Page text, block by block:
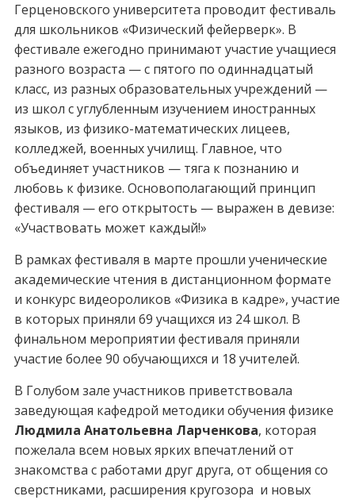
Герценовского университета проводит фестиваль
для школьников «Физический фейерверк». В
фестивале ежегодно принимают участие учащиеся
разного возраста — с пятого по одиннадцатый
класс, из разных образовательных учреждений —
из школ с углубленным изучением иностранных
языков, из физико-математических лицеев,
колледжей, военных училищ. Главное, что
объединяет участников — тяга к познанию и
любовь к физике. Основополагающий принцип
фестиваля — его открытость — выражен в девизе:
«Участвовать может каждый!»
В рамках фестиваля в марте прошли ученические
академические чтения в дистанционном формате
и конкурс видеороликов «Физика в кадре», участие
в которых приняли 69 учащихся из 24 школ. В
финальном мероприятии фестиваля приняли
участие более 90 обучающихся и 18 учителей.
В Голубом зале участников приветствовала
заведующая кафедрой методики обучения физике
Людмила Анатольевна Ларченкова, которая
пожелала всем новых ярких впечатлений от
знакомства с работами друг друга, от общения со
сверстниками, расширения кругозора и новых